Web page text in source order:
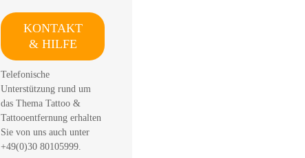
KONTAKT
& HILFE
Telefonische
Unterstützung rund um
das Thema Tattoo &
Tattooentfernung erhalten
Sie von uns auch unter
+49(0)30 80105999.